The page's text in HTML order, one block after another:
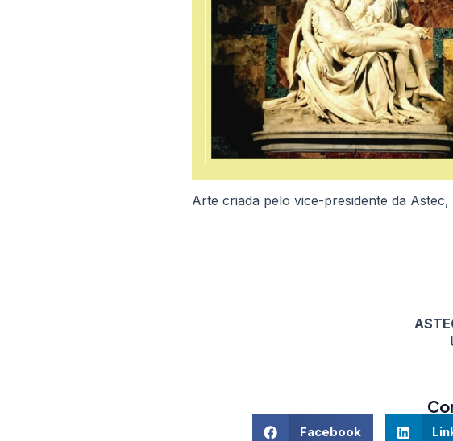
Arte criada pelo vice-presidente da
Facebook